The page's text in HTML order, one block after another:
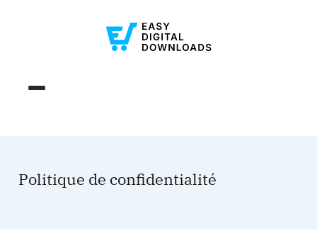
Politique de confidentialité